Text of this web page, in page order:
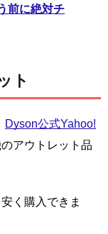
前に絶対チ
ト
Dyson公式Yahoo!
アウトレット品
く購入できま